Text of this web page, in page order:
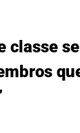
classe